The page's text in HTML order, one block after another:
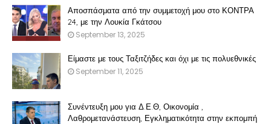
Αποσπάσματα από την συμμετοχή μου στο ΚΟΝΤΡΑ
24, με την Λουκία Γκάτσου
September 13, 2025
Είμαστε με τους Ταξιτζήδες και όχι με τις πολυεθνικές
September 11, 2025
Συνέντευξη μου για Δ.Ε.Θ, Οικονομία ,
Λαθρομετανάστευση, Εγκληματικότητα στην εκπομπή